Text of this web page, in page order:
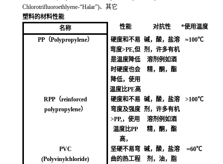
Chlorotrifluoroethlyene-“Halar”)、其它
塑料的材料性能
名称
性能 对抗性
*使用温度
PP（Polypropylene）
硬度和不易
弯度>PE,但
是温度降低
时硬度也会
降低，使用
温度比PE高
碱，酸，盐溶
剂，许多有机
溶剂例如酒
精，酮，酯
≈100℃
RPP（reinforced
polypropylene）
硬度和不易
弯度及强度
>PP,，使用
温度比PP
高，
碱，酸，盐溶
剂，许多有机
溶剂例如酒
精，酮，酯
>100℃
PVC
(Polyvinylchloride)
坚硬不易弯
曲的热工程
碱，酸，盐溶
剂，油，脂
≈60℃